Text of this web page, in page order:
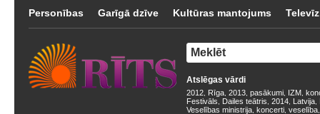
Personības Garīgā dzīve Kultūras mantojums
Atslēgas vārdi
2012 Rīga 2013 pasākumi IZM
Festivāls
Dailes teātris 2014 Latvija
Veselības ministrija koncerti veselība